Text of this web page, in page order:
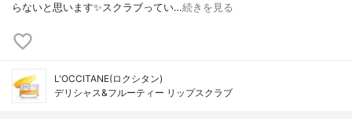
らないと思います✨スクラブってい…続きを見る
L'OCCITANE(ロクシタン)
デリシャス&フルーティー リップスクラブ